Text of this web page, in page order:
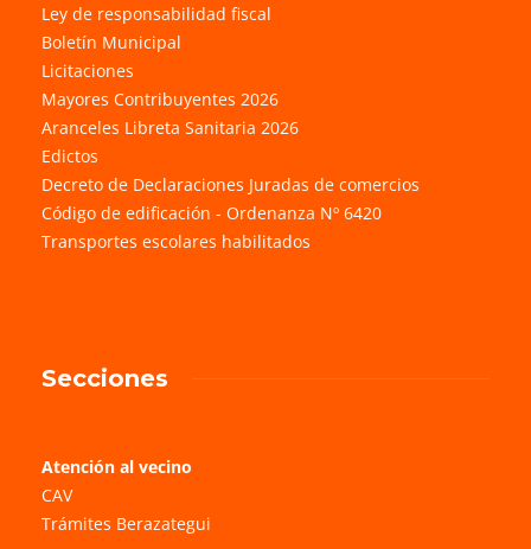
Ley de responsabilidad fiscal
Boletín Municipal
Licitaciones
Mayores Contribuyentes 2026
Aranceles Libreta Sanitaria 2026
Edictos
Decreto de Declaraciones Juradas de comercios
Código de edificación - Ordenanza Nº 6420
Transportes escolares habilitados
Secciones
Atención al vecino
CAV
Trámites Berazategui